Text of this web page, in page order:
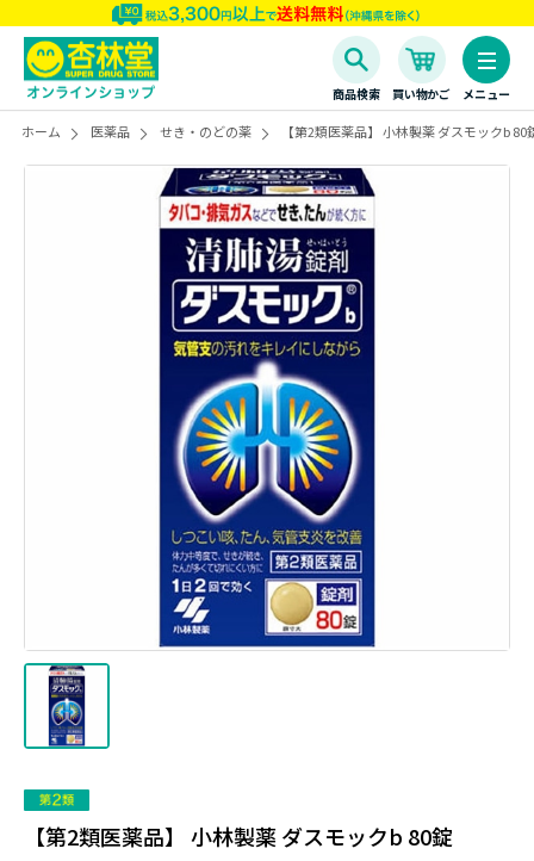
商品検索 買い物かご メニュー
ホーム 医薬品 せき・のどの薬 【第2類医薬品】 小林製薬 ダスモックb 80
【第2類医薬品】 小林製薬 ダスモックb 80錠